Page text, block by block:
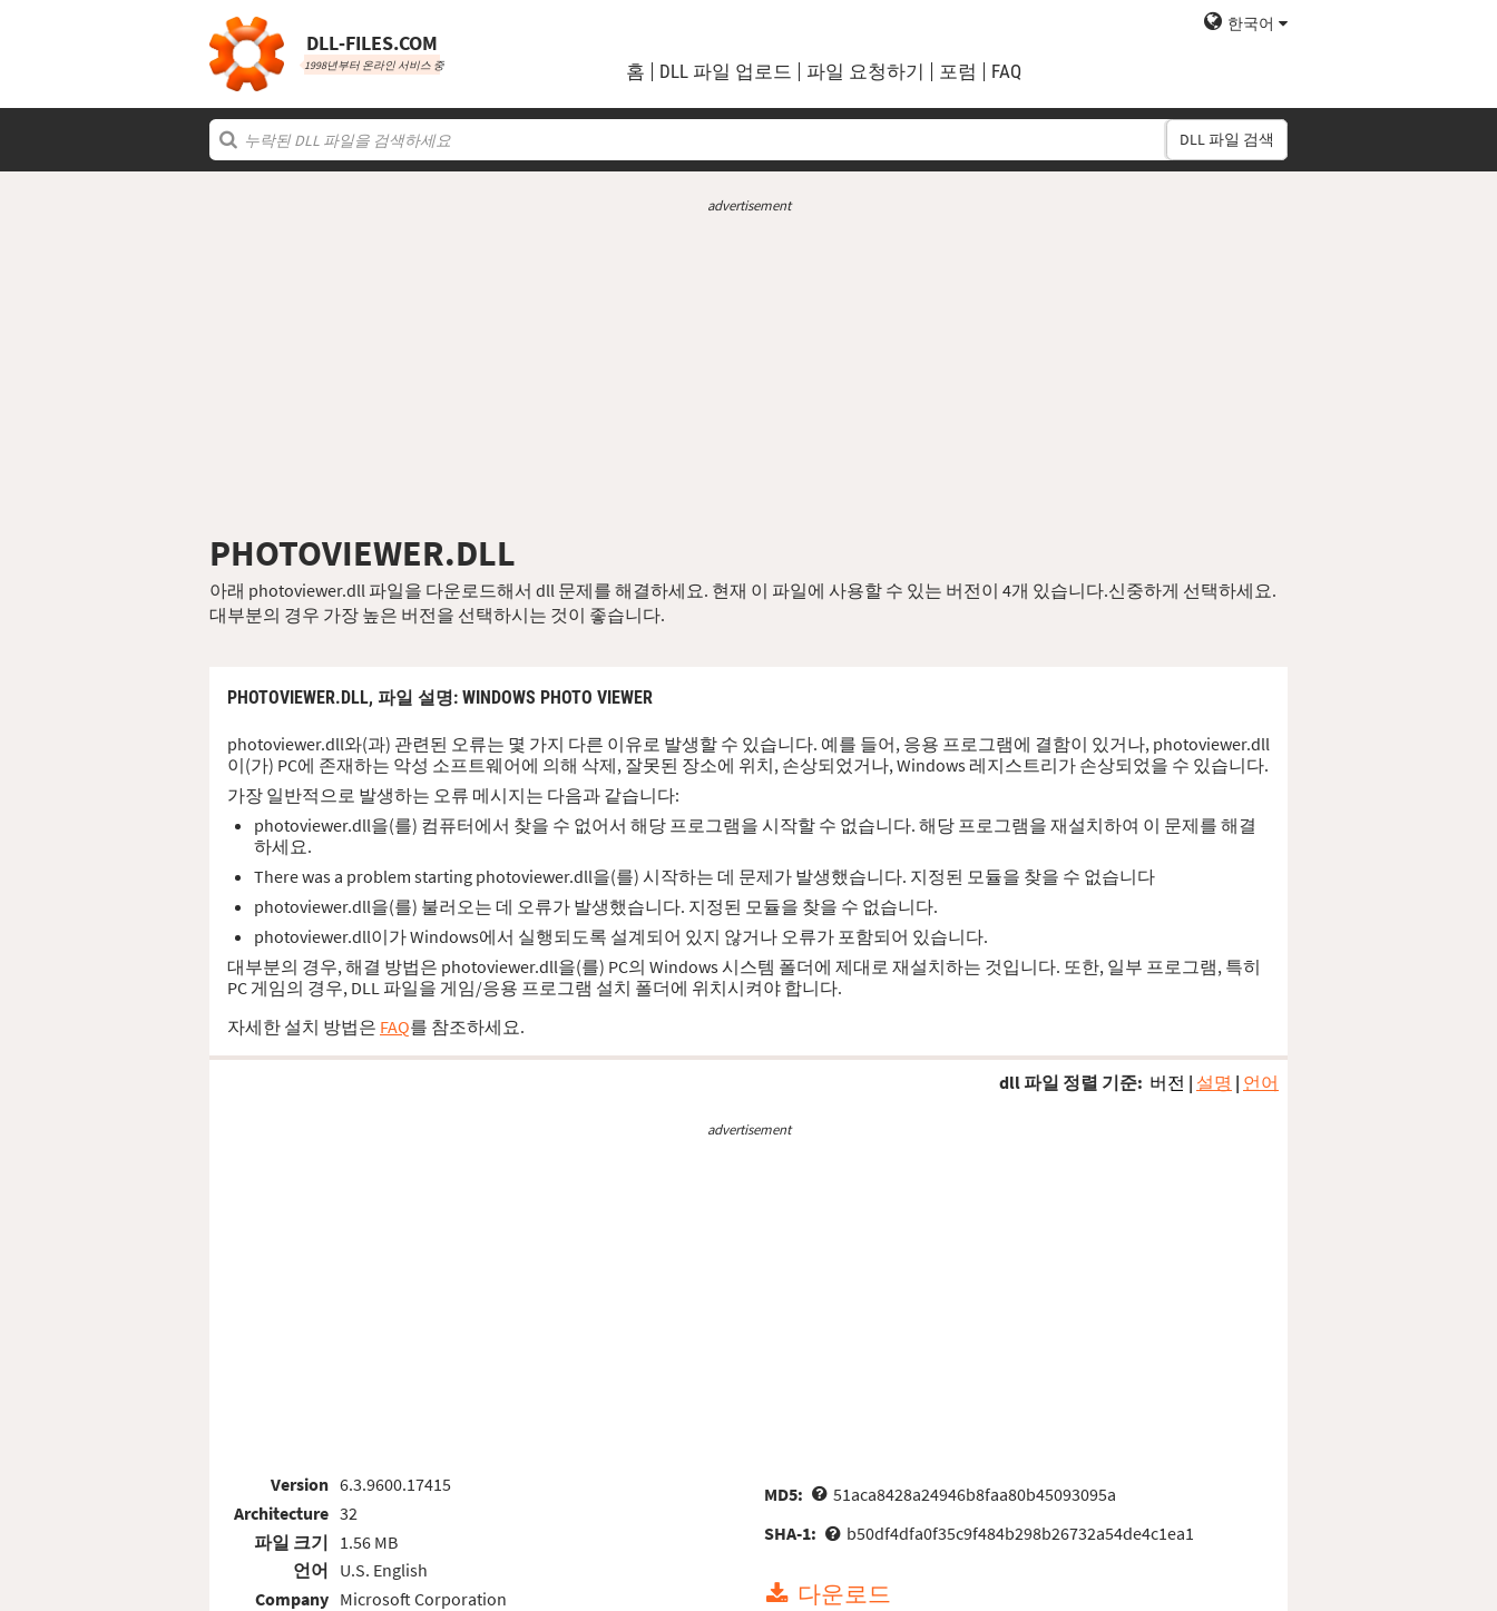
DLL‑FILES.COM
1998년부터 온라인 서비스 중
한국어
홈 DLL 파일 업로드 파일 요청하기 포럼 FAQ
DLL 파일 검색
advertisement
PHOTOVIEWER.DLL
아래 photoviewer.dll 파일을 다운로드해서 dll 문제를 해결하세요. 현재 이 파일에 사용할 수 있는 버전이 4개 있습니다.신중하게 선택하세요.
대부분의 경우 가장 높은 버전을 선택하시는 것이 좋습니다.
PHOTOVIEWER.DLL, 파일 설명: WINDOWS PHOTO VIEWER
photoviewer.dll와(과) 관련된 오류는 몇 가지 다른 이유로 발생할 수 있습니다. 예를 들어, 응용 프로그램에 결함이 있거나, photoviewer.dll
이(가) PC에 존재하는 악성 소프트웨어에 의해 삭제, 잘못된 장소에 위치, 손상되었거나, Windows 레지스트리가 손상되었을 수 있습니다.
가장 일반적으로 발생하는 오류 메시지는 다음과 같습니다:
photoviewer.dll을(를) 컴퓨터에서 찾을 수 없어서 해당 프로그램을 시작할 수 없습니다. 해당 프로그램을 재설치하여 이 문제를 해결
하세요.
There was a problem starting photoviewer.dll을(를) 시작하는 데 문제가 발생했습니다. 지정된 모듈을 찾을 수 없습니다
photoviewer.dll을(를) 불러오는 데 오류가 발생했습니다. 지정된 모듈을 찾을 수 없습니다.
photoviewer.dll이가 Windows에서 실행되도록 설계되어 있지 않거나 오류가 포함되어 있습니다.
대부분의 경우, 해결 방법은 photoviewer.dll을(를) PC의 Windows 시스템 폴더에 제대로 재설치하는 것입니다. 또한, 일부 프로그램, 특히
PC 게임의 경우, DLL 파일을 게임/응용 프로그램 설치 폴더에 위치시켜야 합니다.
자세한 설치 방법은 FAQ를 참조하세요.
dll 파일 정렬 기준: 버전 | 설명 | 언어
advertisement
Version
Architecture
파일 크기
언어
Company
6.3.9600.17415
32
1.56 MB
U.S. English
Microsoft Corporation
MD5:
51aca8428a24946b8faa80b45093095a
SHA-1:
b50df4dfa0f35c9f484b298b26732a54de4c1ea1
다운로드